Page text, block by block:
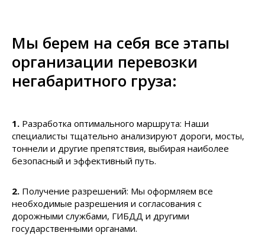
Мы берем на себя все этапы
организации перевозки
негабаритного груза:
1. Разработка оптимального маршрута: Наши
специалисты тщательно анализируют дороги, мосты,
тоннели и другие препятствия, выбирая наиболее
безопасный и эффективный путь.
2. Получение разрешений: Мы оформляем все
необходимые разрешения и согласования с
дорожными службами, ГИБДД и другими
государственными органами.